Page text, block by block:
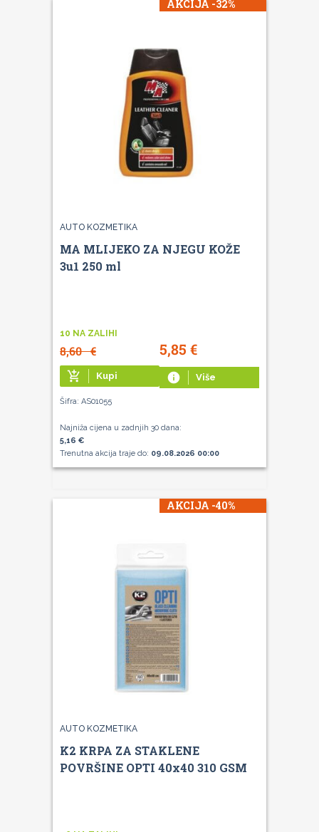
AKCIJA -32%
AUTO KOZMETIKA
MA MLIJEKO ZA NJEGU KOŽE
3u1 250 ml
10 NA ZALIHI
8,60€ 5,85 €
add_shopping_cart Kupi info Više
Šifra: AS01055
Najniža cijena u zadnjih 30 dana:
5,16 €
Trenutna akcija traje do: 09.08.2026 00:00
AKCIJA -40%
AUTO KOZMETIKA
K2 KRPA ZA STAKLENE
POVRŠINE OPTI 40x40 310 GSM